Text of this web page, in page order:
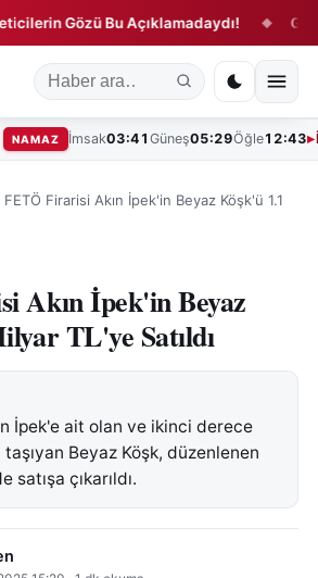
Gözü Bu Açıklamadaydı! ◆
NAMAZ İmsak03:41 Güneş05:29Öğle12:43
FETÖ Firarisi Akın İpek'in Beyaz Köşk'ü 1.1
Akın İpek'in Beyaz
TL'ye Satıldı
İpek'e ait olan ve ikinci derece
Beyaz Köşk, düzenlenen
çıkarıldı.